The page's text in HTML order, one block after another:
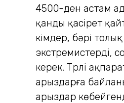
4500-ден астам
қанды қасірет
кімдер, бәрі
экстремистерді,
керек. Түрлі
арыздарға
арыздар